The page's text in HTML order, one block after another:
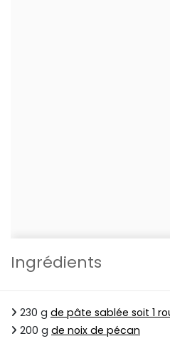
Ingrédients
230 g de pâte sablée soit 1
200 g de noix de pécan